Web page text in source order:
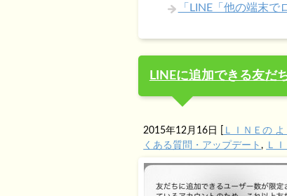
「LINE「他の端末
LINEに追加できる友だ
2015年12月16日 ＬＩＮＥの
くある質問・アップデート , Ｌ